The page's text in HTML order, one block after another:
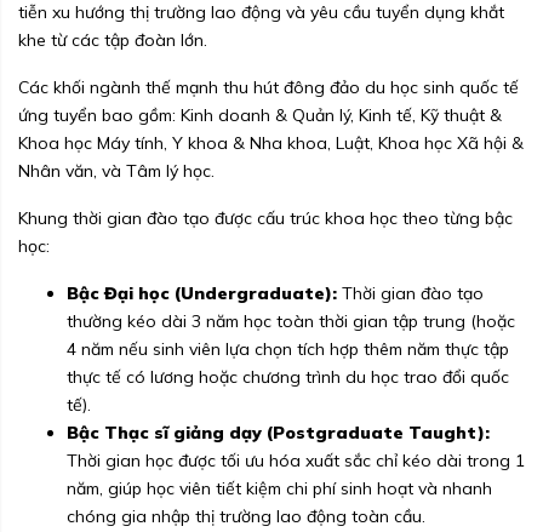
tiễn xu hướng thị trường lao động và yêu cầu tuyển dụng khắt
khe từ các tập đoàn lớn.
Các khối ngành thế mạnh thu hút đông đảo du học sinh quốc tế
ứng tuyển bao gồm: Kinh doanh & Quản lý, Kinh tế, Kỹ thuật &
Khoa học Máy tính, Y khoa & Nha khoa, Luật, Khoa học Xã hội &
Nhân văn, và Tâm lý học.
Khung thời gian đào tạo được cấu trúc khoa học theo từng bậc
học:
Bậc Đại học (Undergraduate): Thời gian đào tạo
thường kéo dài 3 năm học toàn thời gian tập trung (hoặc
4 năm nếu sinh viên lựa chọn tích hợp thêm năm thực tập
thực tế có lương hoặc chương trình du học trao đổi quốc
tế).
Bậc Thạc sĩ giảng dạy (Postgraduate Taught):
Thời gian học được tối ưu hóa xuất sắc chỉ kéo dài trong 1
năm, giúp học viên tiết kiệm chi phí sinh hoạt và nhanh
chóng gia nhập thị trường lao động toàn cầu.